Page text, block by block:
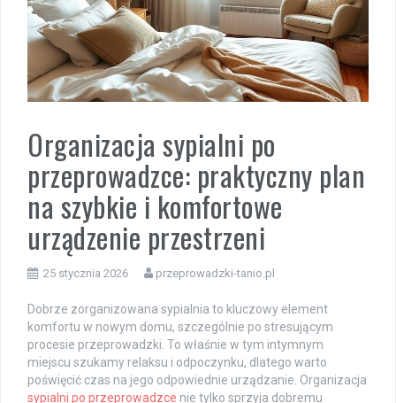
Organizacja sypialni po
przeprowadzce: praktyczny plan
na szybkie i komfortowe
urządzenie przestrzeni
25 stycznia 2026 przeprowadzki-tanio.pl
Dobrze zorganizowana sypialnia to kluczowy element
komfortu w nowym domu, szczególnie po stresującym
procesie przeprowadzki. To właśnie w tym intymnym
miejscu szukamy relaksu i odpoczynku, dlatego warto
poświęcić czas na jego odpowiednie urządzanie. Organizacja
sypialni po przeprowadzce nie tylko sprzyja dobremu